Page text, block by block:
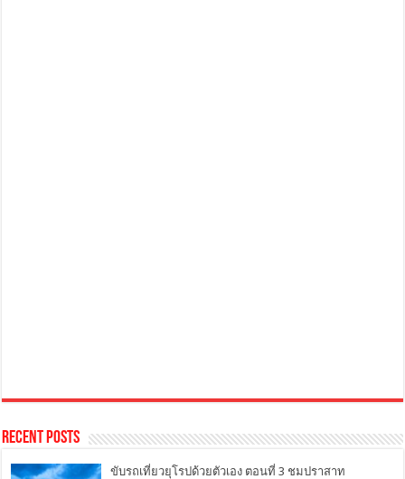
Recent Posts
ขับรถเที่ยวยุโรปด้วยตัวเอง ตอนที่ 3 ชมปราสาท